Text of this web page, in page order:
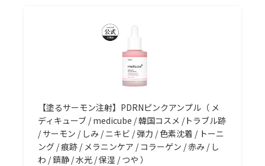
【塗るサーモン注射】PDRNピンクアンプル（ メ
ディキューブ / medicube / 韓国コスメ /トラブル跡
/ サーモン / しみ / ニキビ / 弾力 / 色素沈着 / トーニ
ング / 痕跡 / メラニンケア / コラーゲン / 赤み / し
わ / 鎮静 / 水光 / 保湿 / つや ）